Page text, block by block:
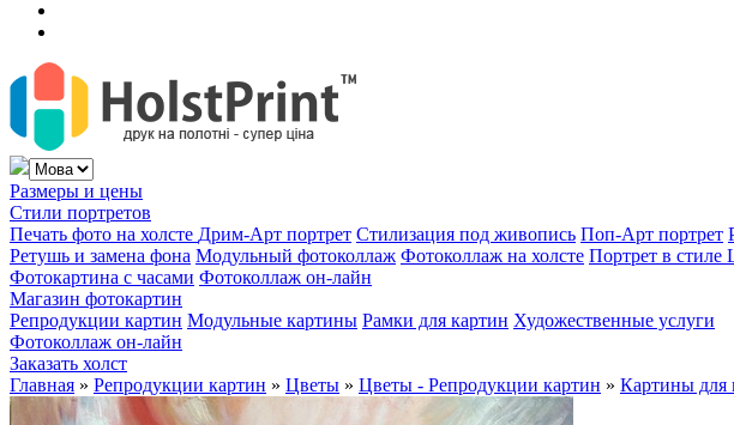
Размеры и цены
Стили портретов
Печать фото на холсте Дрим-Арт портрет Стилизация под живопись Поп-Арт портрет
Ретушь и замена фона Модульный фотоколлаж Фотоколлаж на холсте Портрет в стиле
Фотокартина с часами Фотоколлаж он-лайн
Магазин фотокартин
Репродукции картин Модульные картины Рамки для картин Художественные услуги
Фотоколлаж он-лайн
Заказать холст
Главная » Репродукции картин » Цветы » Цветы - Репродукции картин » Картины для